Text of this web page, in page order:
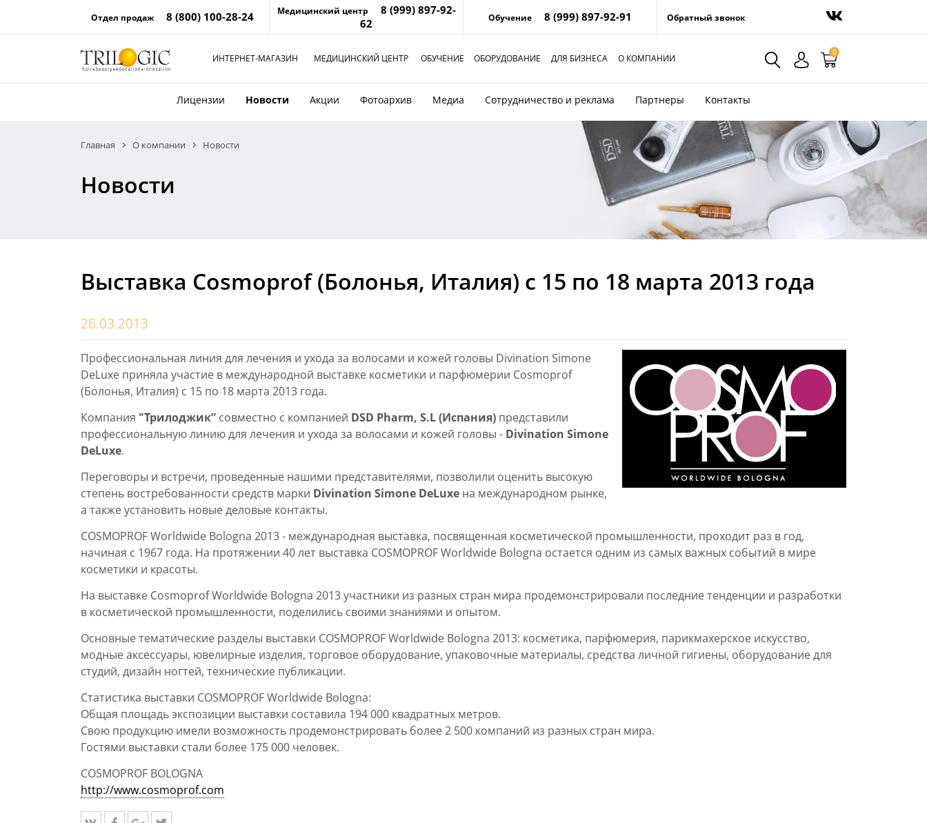
Отдел продаж 8 (800) 100-28-24 Медицинский центр
8 (999) 897-92-
62
Обучение 8 (999) 897-92-91 Обратный звонок
0
ИНТЕРНЕТ-МАГАЗИН МЕДИЦИНСКИЙ ЦЕНТР ОБУЧЕНИЕ ОБОРУДОВАНИЕ ДЛЯ БИЗНЕСА О КОМПАНИИ
Лицензии Новости Акции Фотоархив Медиа Сотрудничество и реклама Партнеры Контакты
Главная О компании Новости
Новости
Выставка Cosmoprof (Болонья, Италия) с 15 по 18 марта 2013 года
26.03.2013
Профессиональная линия для лечения и ухода за волосами и кожей головы Divination Simone
DeLuxe приняла участие в международной выставке косметики и парфюмерии Cosmoprof
(Болонья, Италия) с 15 по 18 марта 2013 года.
Компания "Трилоджик” совместно с компанией DSD Pharm, S.L (Испания) представили
профессиональную линию для лечения и ухода за волосами и кожей головы - Divination Simone
DeLuxe.
Переговоры и встречи, проведенные нашими представителями, позволили оценить высокую
степень востребованности средств марки Divination Simone DeLuxe на международном рынке,
а также установить новые деловые контакты.
COSMOPROF Worldwide Bologna 2013 - международная выставка, посвященная косметической промышленности, проходит раз в год,
начиная с 1967 года. На протяжении 40 лет выставка COSMOPROF Worldwide Bologna остается одним из самых важных событий в мире
косметики и красоты.
На выставке Cosmoprof Worldwide Bologna 2013 участники из разных стран мира продемонстрировали последние тенденции и разработки
в косметической промышленности, поделились своими знаниями и опытом.
Основные тематические разделы выставки COSMOPROF Worldwide Bologna 2013: косметика, парфюмерия, парикмахерское искусство,
модные аксессуары, ювелирные изделия, торговое оборудование, упаковочные материалы, средства личной гигиены, оборудование для
студий, дизайн ногтей, технические публикации.
Статистика выставки COSMOPROF Worldwide Bologna:
Общая площадь экспозиции выставки составила 194 000 квадратных метров.
Свою продукцию имели возможность продемонстрировать более 2 500 компаний из разных стран мира.
Гостями выставки стали более 175 000 человек.
COSMOPROF BOLOGNA
http://www.cosmoprof.com